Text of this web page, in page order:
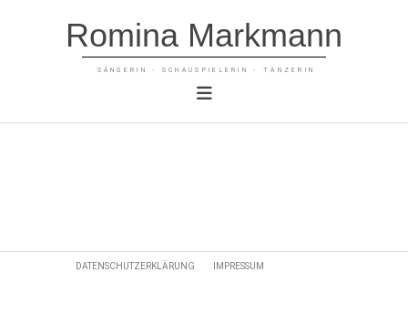
Romina Markmann
SÄNGERIN - SCHAUSPIELERIN - TÄNZERIN
IMPRESSUM
DATENSCHUTZERKLÄRUNG